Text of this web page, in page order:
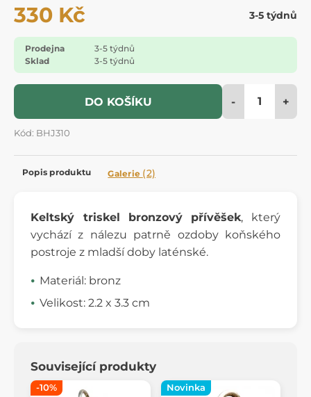
330 Kč 3-5 týdnů
Prodejna
3-5 týdnů
Sklad
3-5 týdnů
DO KOŠÍKU - +
Kód: BHJ310
Popis produktu Galerie (2)
Keltský triskel bronzový přívěšek, který
vychází z nálezu patrně ozdoby koňského
postroje z mladší doby laténské.
Materiál: bronz
Velikost: 2.2 x 3.3 cm
Související produkty
-10% Novinka